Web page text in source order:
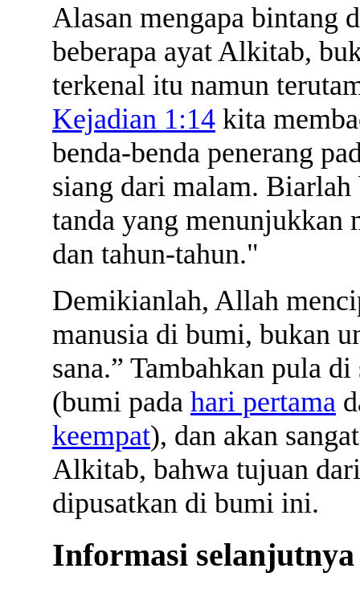
Alasan mengapa bintang
beberapa ayat Alkitab,
terkenal itu namun
Kejadian 1:14 kita
benda-benda penerang
siang dari malam. Biarlah
tanda yang menunjukkan
dan tahun-tahun."
Demikianlah, Allah
manusia di bumi, bukan
sana.” Tambahkan pula
(bumi pada hari pertama
keempat), dan akan
Alkitab, bahwa tujuan
dipusatkan di bumi ini.
Informasi selanjutnya